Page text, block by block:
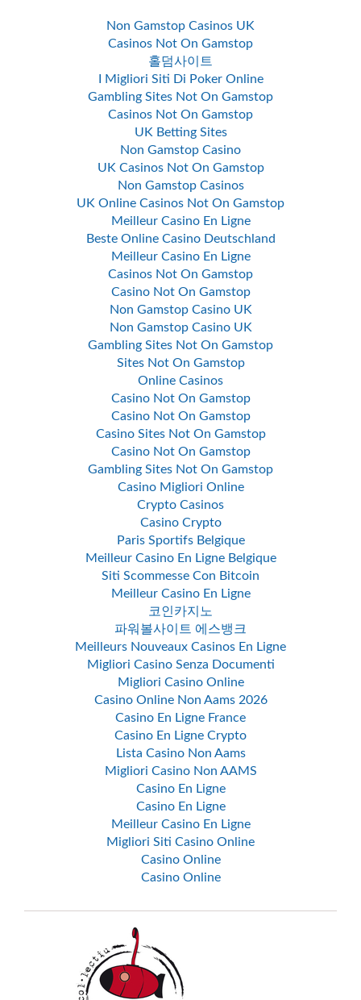
Non Gamstop Casinos UK
Casinos Not On Gamstop
홀덤사이트
I Migliori Siti Di Poker Online
Gambling Sites Not On Gamstop
Casinos Not On Gamstop
UK Betting Sites
Non Gamstop Casino
UK Casinos Not On Gamstop
Non Gamstop Casinos
UK Online Casinos Not On Gamstop
Meilleur Casino En Ligne
Beste Online Casino Deutschland
Meilleur Casino En Ligne
Casinos Not On Gamstop
Casino Not On Gamstop
Non Gamstop Casino UK
Non Gamstop Casino UK
Gambling Sites Not On Gamstop
Sites Not On Gamstop
Online Casinos
Casino Not On Gamstop
Casino Not On Gamstop
Casino Sites Not On Gamstop
Casino Not On Gamstop
Gambling Sites Not On Gamstop
Casino Migliori Online
Crypto Casinos
Casino Crypto
Paris Sportifs Belgique
Meilleur Casino En Ligne Belgique
Siti Scommesse Con Bitcoin
Meilleur Casino En Ligne
코인카지노
파워볼사이트 에스뱅크
Meilleurs Nouveaux Casinos En Ligne
Migliori Casino Senza Documenti
Migliori Casino Online
Casino Online Non Aams 2026
Casino En Ligne France
Casino En Ligne Crypto
Lista Casino Non Aams
Migliori Casino Non AAMS
Casino En Ligne
Casino En Ligne
Meilleur Casino En Ligne
Migliori Siti Casino Online
Casino Online
Casino Online